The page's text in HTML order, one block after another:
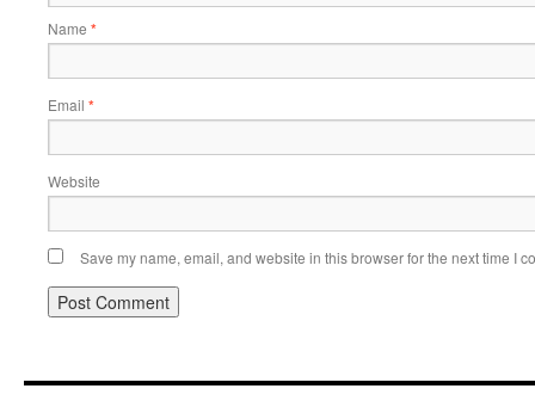
Name *
Email *
Website
Save my name, email, and website in this browser for the next time I